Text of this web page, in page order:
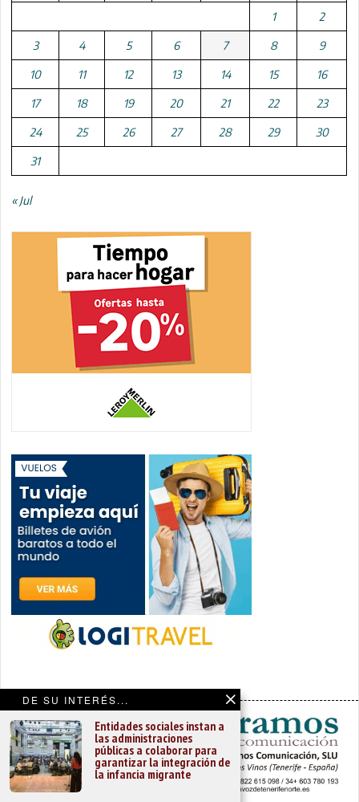
DE SU INTERÉS...
Entidades sociales instan a
las administraciones
públicas a colaborar para
garantizar la integración de
la infancia migrante
1 2
3 4 5 6 7 8 9
10 11 12 13 14 15 16
17 18 19 20 21 22 23
24 25 26 27 28 29 30
31
« Jul